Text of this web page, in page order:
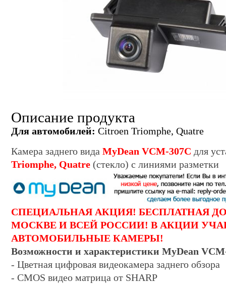
Описание продукта
Для автомобилей: Citroen Triomphe, Quatre
Камера заднего вида MyDean VCM-307C для
Triomphe, Quatre (стекло) с линиями разметки
СПЕЦИАЛЬНАЯ АКЦИЯ! БЕСПЛАТНАЯ
МОСКВЕ И ВСЕЙ РОССИИ! В АКЦИИ
АВТОМОБИЛЬНЫЕ КАМЕРЫ!
Возможности и характеристики MyDean
- Цветная цифровая видеокамера заднего обзора
- CMOS видео матрица от SHARP